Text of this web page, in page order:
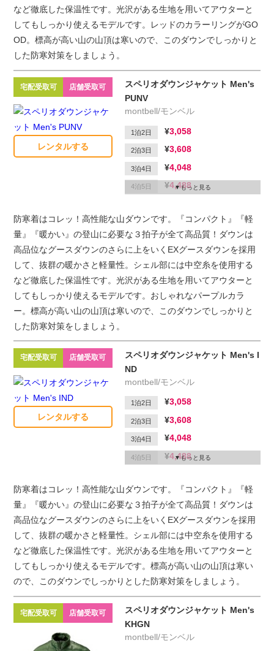
など徹底した保温性です。光沢がある生地を用いてアウターと
してもしっかり使えるモデルです。レッドのカラーリングがGO
OD。標高が高い山の山頂は寒いので、このダウンでしっかりと
した防寒対策をしましょう。
スペリオダウンジャケット Men's
PUNV
montbell/モンベル
1泊2日 3,058
2泊3日 3,608
3泊4日 4,048
4泊5日 4,488
延滞1日 1,650
もっと見る
宅配受取可 店舗受取可
レンタルする
防寒着はコレッ！高性能な山ダウンです。『コンパクト』『軽
量』『暖かい』の登山に必要な３拍子が全て高品質！ダウンは
高品位なグースダウンのさらに上をいくEXグースダウンを採用
して、抜群の暖かさと軽量性。シェル部には中空糸を使用する
など徹底した保温性です。光沢がある生地を用いてアウターと
してもしっかり使えるモデルです。おしゃれなパープルカラ
ー。標高が高い山の山頂は寒いので、このダウンでしっかりと
した防寒対策をしましょう。
スペリオダウンジャケット Men's I
ND
montbell/モンベル
1泊2日 3,058
2泊3日 3,608
3泊4日 4,048
4泊5日 4,488
延滞1日 1,650
もっと見る
宅配受取可 店舗受取可
レンタルする
防寒着はコレッ！高性能な山ダウンです。『コンパクト』『軽
量』『暖かい』の登山に必要な３拍子が全て高品質！ダウンは
高品位なグースダウンのさらに上をいくEXグースダウンを採用
して、抜群の暖かさと軽量性。シェル部には中空糸を使用する
など徹底した保温性です。光沢がある生地を用いてアウターと
してもしっかり使えるモデルです。標高が高い山の山頂は寒い
ので、このダウンでしっかりとした防寒対策をしましょう。
スペリオダウンジャケット Men's
KHGN
montbell/モンベル
宅配受取可 店舗受取可